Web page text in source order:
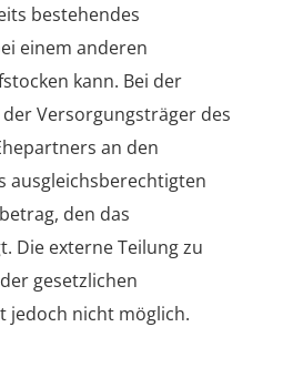
bestehendes
einem anderen
kann. Bei der
Versorgungsträger des
an den
ausgleichsberechtigten
den das
Die externe Teilung zu
gesetzlichen
jedoch nicht möglich.